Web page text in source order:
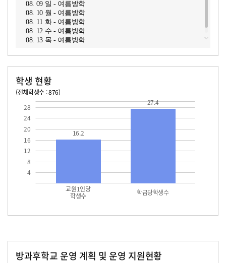
08. 09 일 - 여름방학
08. 10 월 - 여름방학
08. 11 화 - 여름방학
08. 12 수 - 여름방학
08. 13 목 - 여름방학
학생 현황
(전체학생수 : 876)
4
8
12
16
20
24
28
교원1인당
학생수 학급당학생수
16.2
27.4
방과후학교 운영 계획 및 운영 지원현황